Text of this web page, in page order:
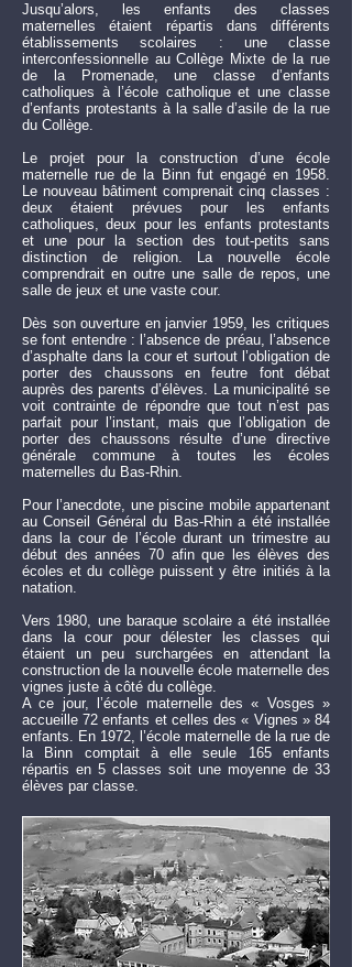
Jusqu’alors, les enfants des classes
maternelles étaient répartis dans différents
établissements scolaires : une classe
interconfessionnelle au Collège Mixte de la rue
de la Promenade, une classe d’enfants
catholiques à l’école catholique et une classe
d’enfants protestants à la salle d’asile de la rue
du Collège.
Le projet pour la construction d’une école
maternelle rue de la Binn fut engagé en 1958.
Le nouveau bâtiment comprenait cinq classes :
deux étaient prévues pour les enfants
catholiques, deux pour les enfants protestants
et une pour la section des tout-petits sans
distinction de religion. La nouvelle école
comprendrait en outre une salle de repos, une
salle de jeux et une vaste cour.
Dès son ouverture en janvier 1959, les critiques
se font entendre : l’absence de préau, l’absence
d’asphalte dans la cour et surtout l’obligation de
porter des chaussons en feutre font débat
auprès des parents d’élèves. La municipalité se
voit contrainte de répondre que tout n’est pas
parfait pour l’instant, mais que l’obligation de
porter des chaussons résulte d’une directive
générale commune à toutes les écoles
maternelles du Bas-Rhin.
Pour l’anecdote, une piscine mobile appartenant
au Conseil Général du Bas-Rhin a été installée
dans la cour de l’école durant un trimestre au
début des années 70 afin que les élèves des
écoles et du collège puissent y être initiés à la
natation.
Vers 1980, une baraque scolaire a été installée
dans la cour pour délester les classes qui
étaient un peu surchargées en attendant la
construction de la nouvelle école maternelle des
vignes juste à côté du collège.
A ce jour, l’école maternelle des « Vosges »
accueille 72 enfants et celles des « Vignes » 84
enfants. En 1972, l’école maternelle de la rue de
la Binn comptait à elle seule 165 enfants
répartis en 5 classes soit une moyenne de 33
élèves par classe.